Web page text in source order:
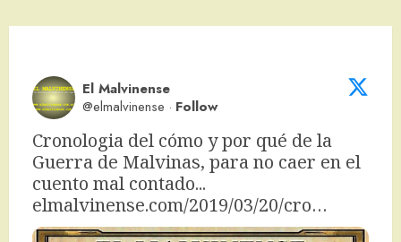
El Malvinense
@elmalvinense · Follow
Cronologia del cómo y por qué de la
Guerra de Malvinas, para no caer en el
elmalvinense.com/2019/03/20/cro…